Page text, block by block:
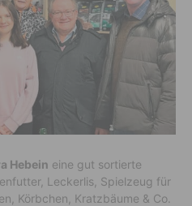
Hebein eine gut sortierte
Leckerlis, Spielzeug für
Körbchen, Kratzbäume & Co.